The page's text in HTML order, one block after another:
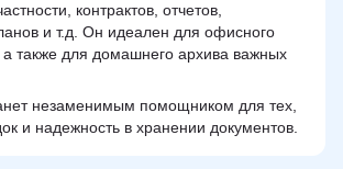
контрактов, отчетов,
и т.д. Он идеален для офисного
а также для домашнего архива важных
незаменимым помощником для тех,
и надежность в хранении документов.